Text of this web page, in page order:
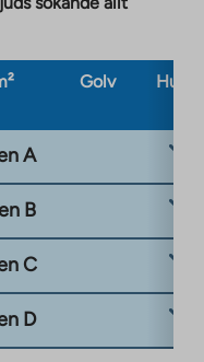
Golv
A
B
C
D